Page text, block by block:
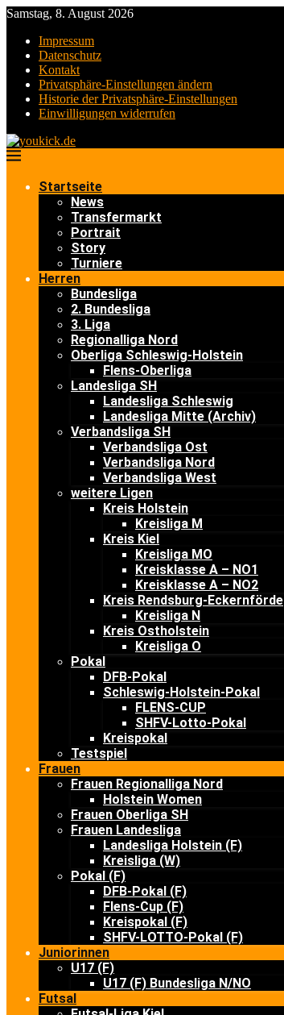
Samstag, 8. August 2026
Impressum
Datenschutz
Kontakt
Privatsphäre-Einstellungen ändern
Historie der Privatsphäre-Einstellungen
Einwilligungen widerrufen
Startseite
News
Transfermarkt
Portrait
Story
Turniere
Herren
Bundesliga
2. Bundesliga
3. Liga
Regionalliga Nord
Oberliga Schleswig-Holstein
Flens-Oberliga
Landesliga SH
Landesliga Schleswig
Landesliga Mitte (Archiv)
Verbandsliga SH
Verbandsliga Ost
Verbandsliga Nord
Verbandsliga West
weitere Ligen
Kreis Holstein
Kreisliga M
Kreis Kiel
Kreisliga MO
Kreisklasse A – NO1
Kreisklasse A – NO2
Kreis Rendsburg-Eckernförde
Kreisliga N
Kreis Ostholstein
Kreisliga O
Pokal
DFB-Pokal
Schleswig-Holstein-Pokal
FLENS-CUP
SHFV-Lotto-Pokal
Kreispokal
Testspiel
Frauen
Frauen Regionalliga Nord
Holstein Women
Frauen Oberliga SH
Frauen Landesliga
Landesliga Holstein (F)
Kreisliga (W)
Pokal (F)
DFB-Pokal (F)
Flens-Cup (F)
Kreispokal (F)
SHFV-LOTTO-Pokal (F)
Juniorinnen
U17 (F)
U17 (F) Bundesliga N/NO
Futsal